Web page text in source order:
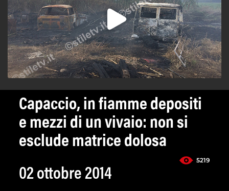
Capaccio, in fiamme depositi
e mezzi di un vivaio: non si
esclude matrice dolosa
5219
02 ottobre 2014